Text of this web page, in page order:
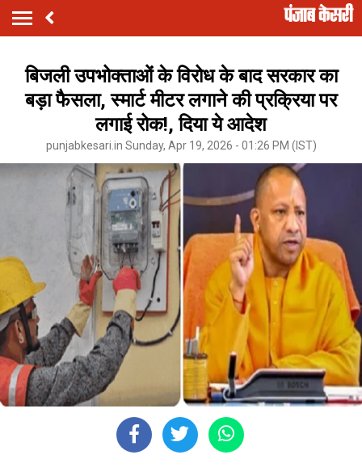
बिजली उपभोक्ताओं के विरोध के बाद सरकार का
बड़ा फैसला, स्मार्ट मीटर लगाने की प्रक्रिया पर
लगाई रोक!, दिया ये आदेश
punjabkesari.in Sunday, Apr 19, 2026 - 01:26 PM (IST)